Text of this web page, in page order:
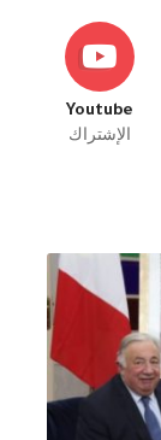
Youtube
الإشتراك